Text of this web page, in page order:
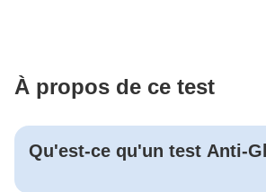
À propos de ce test
Qu'est-ce qu'un test Anti-